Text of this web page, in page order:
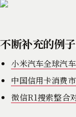
不断补充的例
小米汽车全球汽
中国信用卡消费
微信R1搜索整合